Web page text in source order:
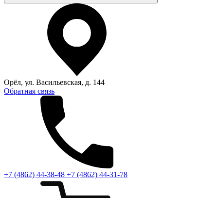
Орёл, ул. Васильевская, д. 144
Обратная связь
+7 (4862) 44-38-48 +7 (4862) 44-31-78